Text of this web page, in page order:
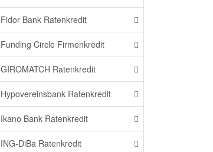
Fidor Bank Ratenkredit
Funding Circle Firmenkredit
GIROMATCH Ratenkredit
Hypovereinsbank Ratenkredit
Ikano Bank Ratenkredit
ING-DiBa Ratenkredit